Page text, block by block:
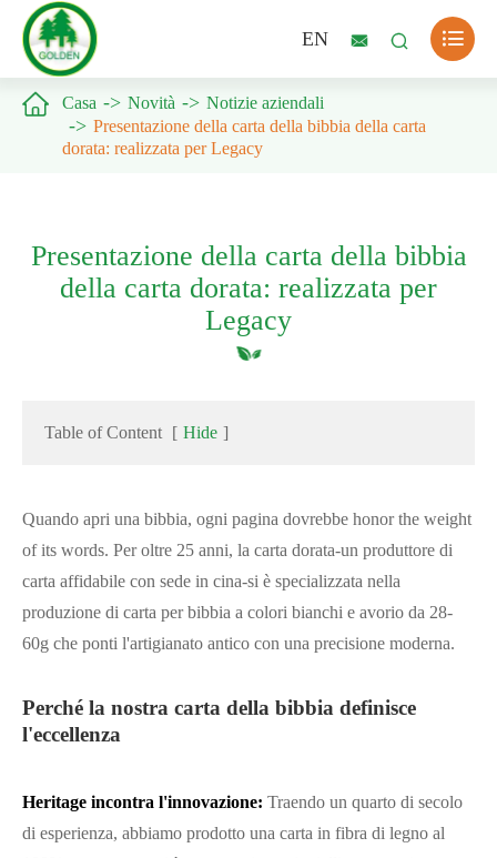
EN   
 Casa Novità
Notizie aziendali
Presentazione della carta della bibbia della carta
dorata: realizzata per Legacy
Presentazione della carta della bibbia
della carta dorata: realizzata per
Legacy
Table of Content [ Hide ]
Quando apri una bibbia, ogni pagina dovrebbe honor the weight
of its words. Per oltre 25 anni, la carta dorata-un produttore di
carta affidabile con sede in cina-si è specializzata nella
produzione di carta per bibbia a colori bianchi e avorio da 28-
60g che ponti l'artigianato antico con una precisione moderna.
Perché la nostra carta della bibbia definisce
l'eccellenza
Heritage incontra l'innovazione: Traendo un quarto di secolo
di esperienza, abbiamo prodotto una carta in fibra di legno al